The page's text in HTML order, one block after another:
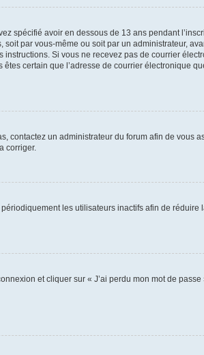
spécifié avoir en dessous de 13 ans pendant
par vous-même ou soit par un administrateur,
Si vous ne recevez pas de courrier
certain que l’adresse de courrier électronique
contactez un administrateur du forum afin de vous
corriger.
les utilisateurs inactifs afin de réduire
et cliquer sur « J’ai perdu mon mot de passe